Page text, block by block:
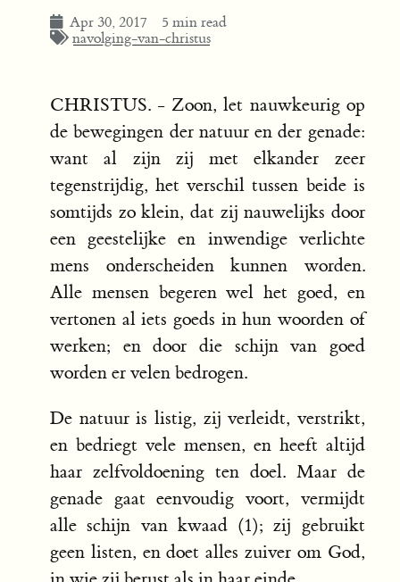
Apr 30, 2017
5 min read
navolging-van-christus
CHRISTUS. - Zoon, let nauwkeurig op
de bewegingen der natuur en der genade:
want al zijn zij met elkander zeer
tegenstrijdig, het verschil tussen beide is
somtijds zo klein, dat zij nauwelijks door
een geestelijke en inwendige verlichte
mens onderscheiden kunnen worden.
Alle mensen begeren wel het goed, en
vertonen al iets goeds in hun woorden of
werken; en door die schijn van goed
worden er velen bedrogen.
De natuur is listig, zij verleidt, verstrikt,
en bedriegt vele mensen, en heeft altijd
haar zelfvoldoening ten doel. Maar de
genade gaat eenvoudig voort, vermijdt
alle schijn van kwaad (1); zij gebruikt
geen listen, en doet alles zuiver om God,